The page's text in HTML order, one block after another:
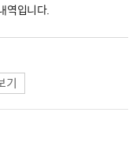
역입니다.
기